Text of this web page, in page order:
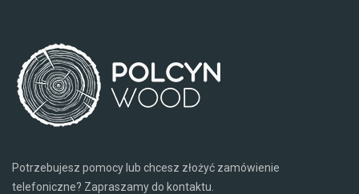
Potrzebujesz pomocy lub chcesz złożyć zamówienie
telefoniczne? Zapraszamy do kontaktu.